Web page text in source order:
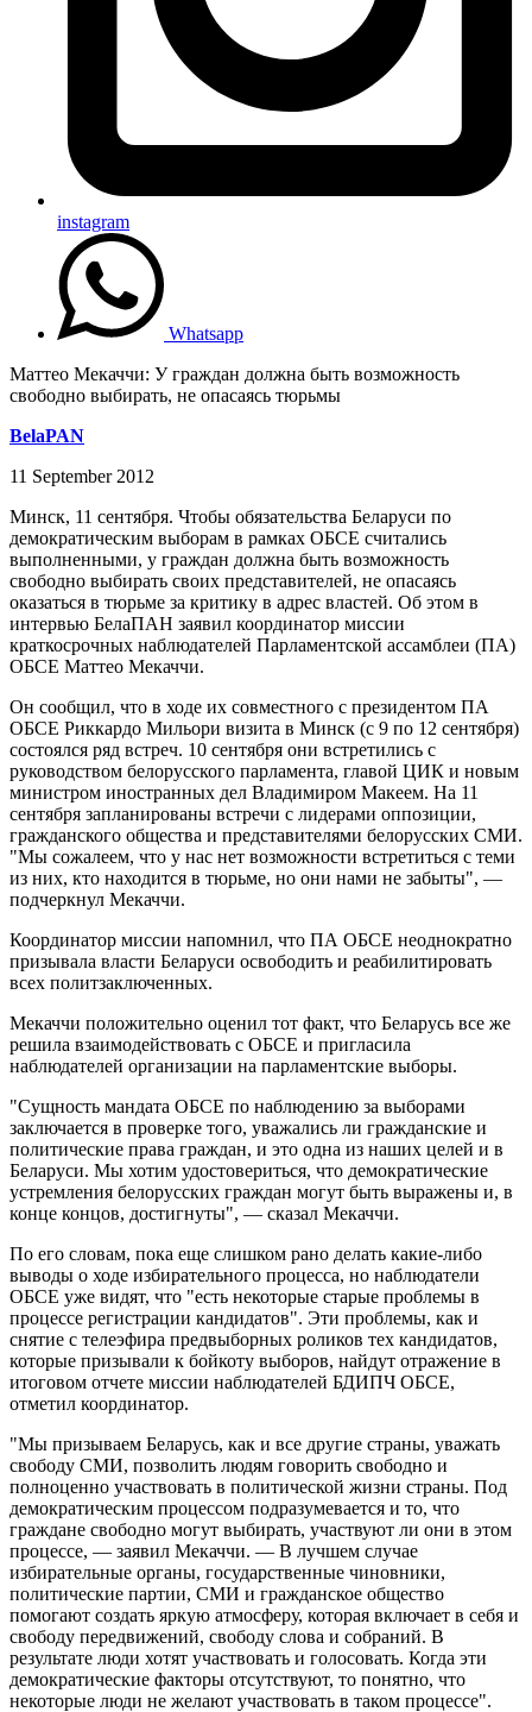
instagram
Whatsapp
Маттео Мекаччи: У граждан должна быть возможность
свободно выбирать, не опасаясь тюрьмы
BelaPAN
11 September 2012
Минск, 11 сентября. Чтобы обязательства Беларуси по
демократическим выборам в рамках ОБСЕ считались
выполненными, у граждан должна быть возможность
свободно выбирать своих представителей, не опасаясь
оказаться в тюрьме за критику в адрес властей. Об этом в
интервью БелаПАН заявил координатор миссии
краткосрочных наблюдателей Парламентской ассамблеи (ПА)
ОБСЕ Маттео Мекаччи.
Он сообщил, что в ходе их совместного с президентом ПА
ОБСЕ Риккардо Мильори визита в Минск (с 9 по 12 сентября)
состоялся ряд встреч. 10 сентября они встретились с
руководством белорусского парламента, главой ЦИК и новым
министром иностранных дел Владимиром Макеем. На 11
сентября запланированы встречи с лидерами оппозиции,
гражданского общества и представителями белорусских СМИ.
"Мы сожалеем, что у нас нет возможности встретиться с теми
из них, кто находится в тюрьме, но они нами не забыты", —
подчеркнул Мекаччи.
Координатор миссии напомнил, что ПА ОБСЕ неоднократно
призывала власти Беларуси освободить и реабилитировать
всех политзаключенных.
Мекаччи положительно оценил тот факт, что Беларусь все же
решила взаимодействовать с ОБСЕ и пригласила
наблюдателей организации на парламентские выборы.
"Сущность мандата ОБСЕ по наблюдению за выборами
заключается в проверке того, уважались ли гражданские и
политические права граждан, и это одна из наших целей и в
Беларуси. Мы хотим удостовериться, что демократические
устремления белорусских граждан могут быть выражены и, в
конце концов, достигнуты", — сказал Мекаччи.
По его словам, пока еще слишком рано делать какие-либо
выводы о ходе избирательного процесса, но наблюдатели
ОБСЕ уже видят, что "есть некоторые старые проблемы в
процессе регистрации кандидатов". Эти проблемы, как и
снятие с телеэфира предвыборных роликов тех кандидатов,
которые призывали к бойкоту выборов, найдут отражение в
итоговом отчете миссии наблюдателей БДИПЧ ОБСЕ,
отметил координатор.
"Мы призываем Беларусь, как и все другие страны, уважать
свободу СМИ, позволить людям говорить свободно и
полноценно участвовать в политической жизни страны. Под
демократическим процессом подразумевается и то, что
граждане свободно могут выбирать, участвуют ли они в этом
процессе, — заявил Мекаччи. — В лучшем случае
избирательные органы, государственные чиновники,
политические партии, СМИ и гражданское общество
помогают создать яркую атмосферу, которая включает в себя и
свободу передвижений, свободу слова и собраний. В
результате люди хотят участвовать и голосовать. Когда эти
демократические факторы отсутствуют, то понятно, что
некоторые люди не желают участвовать в таком процессе".